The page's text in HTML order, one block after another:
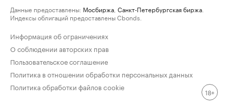
Данные предоставлены: Мосбиржа Санкт-Петербургская биржа
Индексы облигаций предоставлены Cbonds.
Информация об ограничениях
О соблюдении авторских прав
Пользовательское соглашение
Политика в отношении обработки персональных данных
Политика обработки файлов cookie
18+